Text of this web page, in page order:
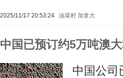
2025/11/17 20:53:24 油菜籽 加拿大
中国已预订约5万吨澳
中国公司